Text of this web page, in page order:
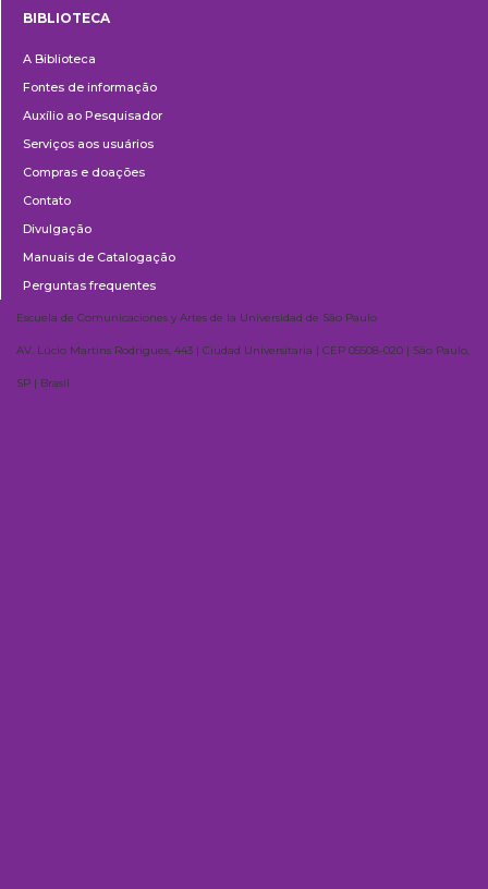
BIBLIOTECA
A Biblioteca
Fontes de informação
Auxílio ao Pesquisador
Serviços aos usuários
Compras e doações
Contato
Divulgação
Manuais de Catalogação
Perguntas frequentes
Escuela de Comunicaciones y Artes de la Universidad de São Paulo
AV. Lúcio Martins Rodrigues, 443 | Ciudad Universitaria | CEP 05508-020 | São Paulo,
SP | Brasil